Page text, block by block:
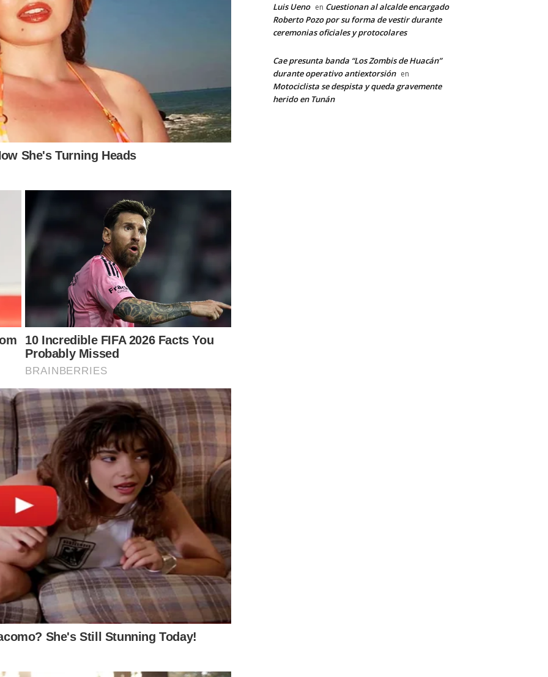
Luis Ueno en Cuestionan al alcalde encargado
Roberto Pozo por su forma de vestir durante
ceremonias oficiales y protocolares
Cae presunta banda “Los Zombis de Huacán”
durante operativo antiextorsión en
Motociclista se despista y queda gravemente
herido en Tunán